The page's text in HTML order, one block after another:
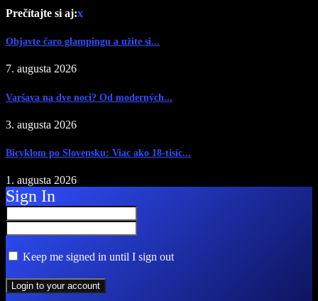
Prečítajte si aj:x
Objavte čaro glampingu a užite si...
7. augusta 2026
Varšava na dve noci? Od moderných...
3. augusta 2026
Bicyklom po Slovensku: Viac ako 18-tisíc...
1. augusta 2026
Sign In
Keep me signed in until I sign out